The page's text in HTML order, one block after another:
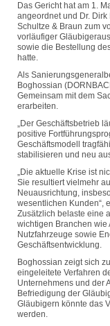
Das Gericht hat am 1.
angeordnet und Dr.
Schultze & Braun zum
vorläufiger
sowie die Bestellung
hatte.
Als
Boghossian
Gemeinsam mit dem
erarbeiten.
„Der Geschäftsbetrieb
positive
Geschäftsmodell
stabilisieren und neu
„Die aktuelle Krise ist
Sie resultiert vielmehr
Neuausrichtung,
wesentlichen Kunden“,
Zusätzlich belaste eine
wichtigen Branchen wie
Nutzfahrzeuge sowie
Geschäftsentwicklung.
Boghossian zeigt sich
eingeleitete Verfahren
Unternehmens und der
Befriedigung der
Gläubigern könnte das
werden.